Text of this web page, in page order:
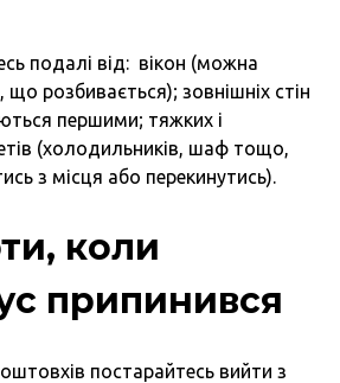
подалі від: вікон (можна
розбивається); зовнішніх стін
першими; тяжких і
(холодильників, шаф тощо,
з місця або перекинутись).
коли
припинився
постарайтесь вийти з